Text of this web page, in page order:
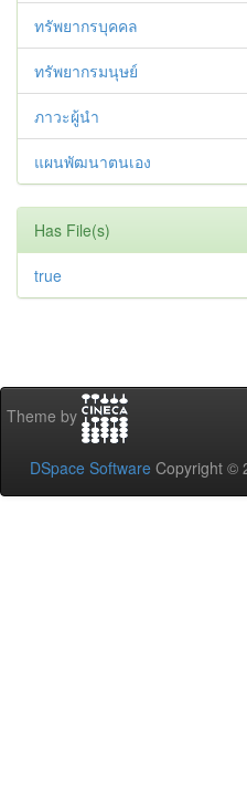
ทรัพยากรบุคคล
ทรัพยากรมนุษย์
ภาวะผู้นำ
แผนพัฒนาตนเอง
Has File(s)
true
Theme by
DSpace Software Copyright ©